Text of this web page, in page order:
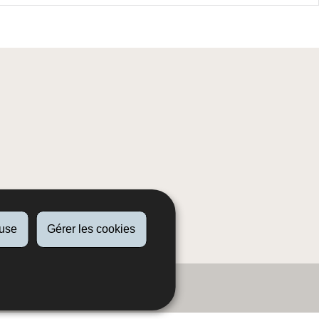
Gérer les cookies